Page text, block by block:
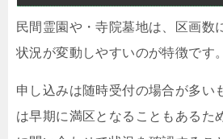
民間霊園や・寺院墓地は、区画数
状況が変動しやすいのが特徴です。
申し込みは随時受付の場合が多い
は早期に満区となることもあるた